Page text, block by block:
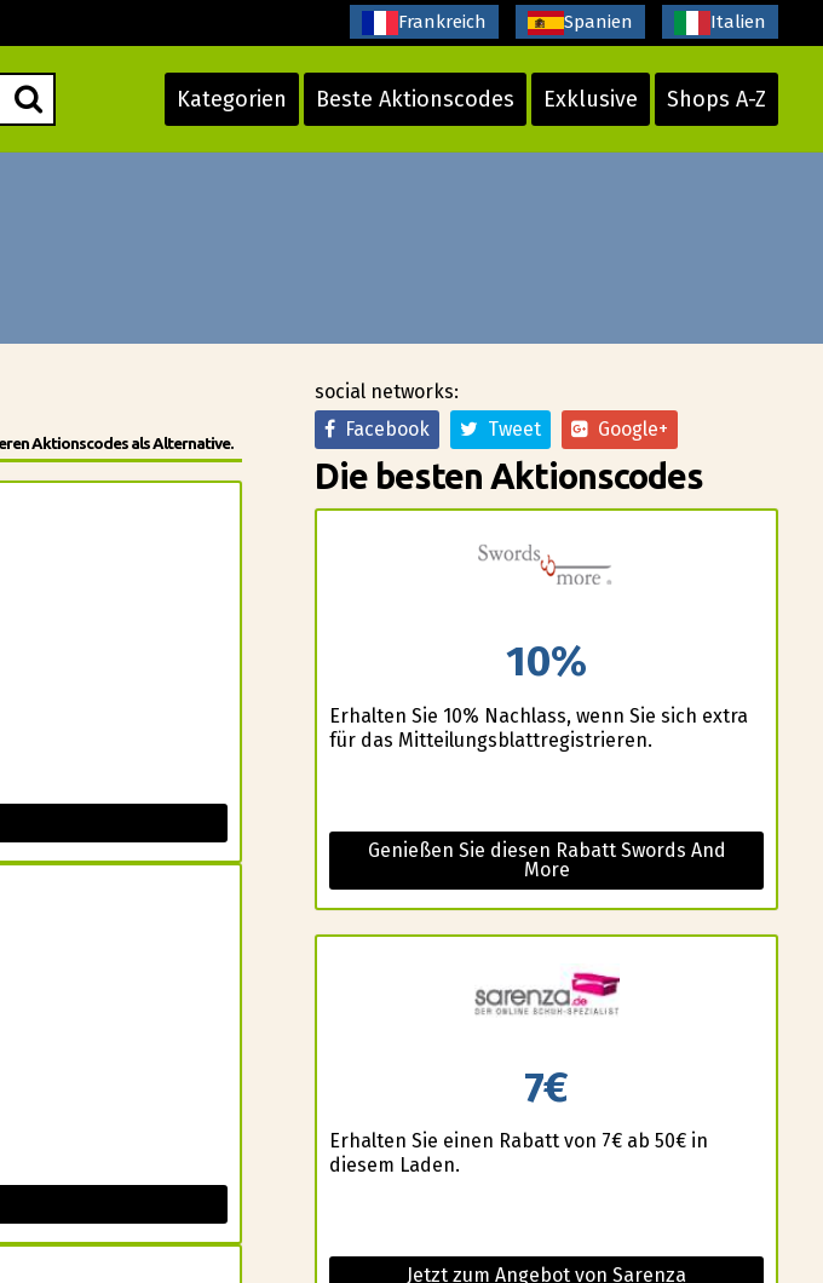
Kategorien Beste Aktionscodes Exklusive Shops A-Z
Frankreich Spanien Italien
Aktionscodes als Alternative.
social networks:
Facebook
Tweet Google+
Die besten Aktionscodes
10%
Erhalten Sie 10% Nachlass, wenn Sie sich extra
für das Mitteilungsblattregistrieren.
Genießen Sie diesen Rabatt Swords And
More
7€
Erhalten Sie einen Rabatt von 7€ ab 50€ in
diesem Laden.
Jetzt zum Angebot von Sarenza